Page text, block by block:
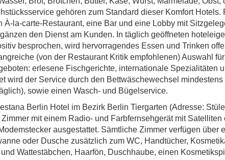
gehören zum Standard dieser Komfort Hotels.
À-la-carte-Restaurant, eine Bar und eine Lobby mit
den Dienst am Kunden. In täglich geöffneten
besprochen, wird hervorragendes Essen und Trinken
(von der Restaurant Kritik empfohlenen) Auswahl
erlesene Fischgerichte, internationale Spezialitäten
wird der Service durch den Bettwäschewechsel
sowie einen Wasch- und Bügelservice.
Berlin Hotel im Bezirk Berlin Tiergarten (Adresse:
mit einem Radio- und Farbfernsehgerät mit
ausgestattet. Sämtliche Zimmer verfügen über
oder Dusche zusätzlich zum WC, Handtücher,
Wattestäbchen, Haarfön, Duschhaube, einen